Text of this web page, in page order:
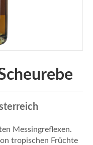
Messingreflexen.
tropischen Früchte